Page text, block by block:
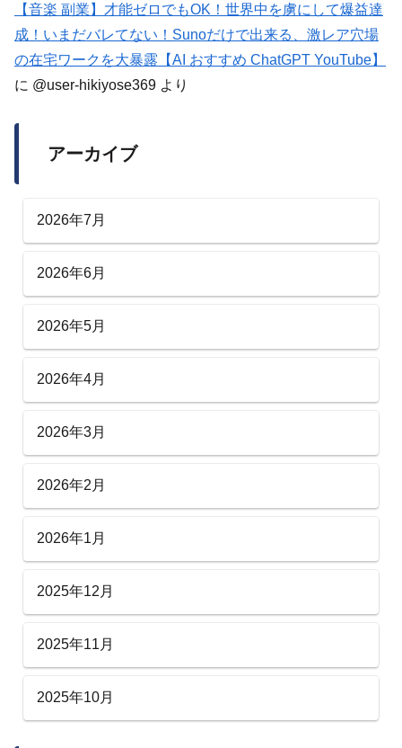
【音楽 副業】才能ゼロでもOK！世界中を虜にして爆益達
成！いまだバレてない！Sunoだけで出来る、激レア穴場
の在宅ワークを大暴露【AI おすすめ ChatGPT YouTube】
に @user-hikiyose369 より
アーカイブ
2026年7月
2026年6月
2026年5月
2026年4月
2026年3月
2026年2月
2026年1月
2025年12月
2025年11月
2025年10月